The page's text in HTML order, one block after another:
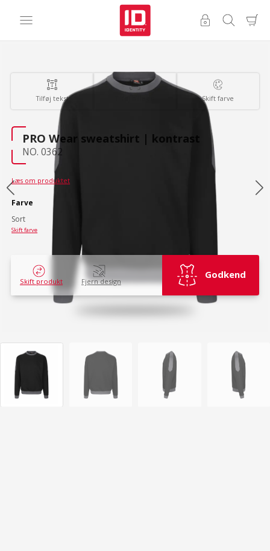
PRO Wear sweatshirt | kontrast
NO. 0362
Læs om produktet
Farve
Sort
Skift farve
Tilføj tekst Skift farve
Skift produkt Fjern design
Godkend